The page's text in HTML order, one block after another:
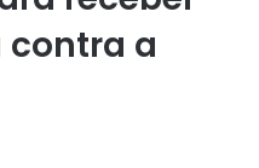
contra a